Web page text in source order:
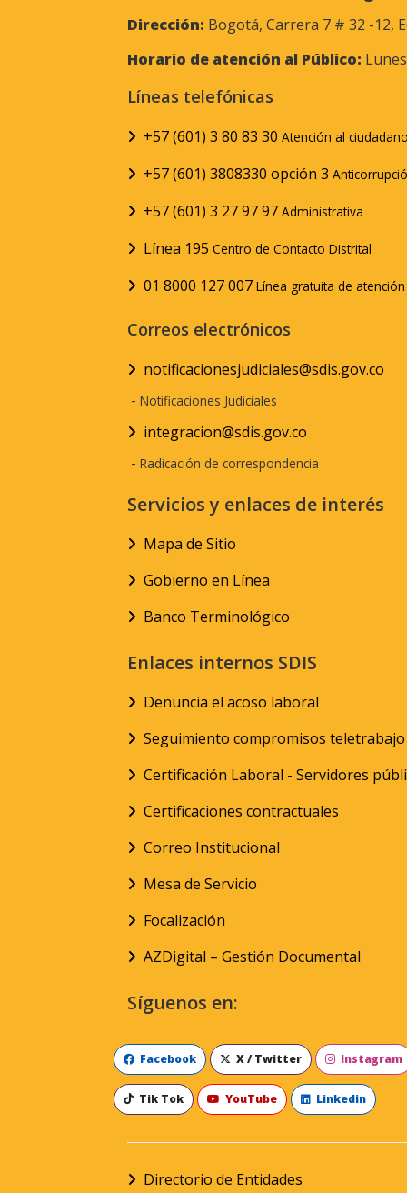
Dirección: Bogotá, Carrera 7 # 32 -12,
Horario de atención al Público:
Líneas telefónicas
+57 (601) 3 80 83 30 Atención al
+57 (601) 3808330 opción 3
+57 (601) 3 27 97 97 Administrativa
Línea 195 Centro de Contacto Distrital
01 8000 127 007 Línea gratuita de
Correos electrónicos
notificacionesjudiciales@sdis.gov.co
- Notificaciones Judiciales
integracion@sdis.gov.co
- Radicación de correspondencia
Servicios y enlaces de interés
Mapa de Sitio
Gobierno en Línea
Banco Terminológico
Enlaces internos SDIS
Denuncia el acoso laboral
Seguimiento compromisos teletrabajo
Certificación Laboral - Servidores
Certificaciones contractuales
Correo Institucional
Mesa de Servicio
Focalización
AZDigital – Gestión Documental
Síguenos en:
Facebook X / Twitter Instagram
Tik Tok YouTube Linkedin
Directorio de Entidades